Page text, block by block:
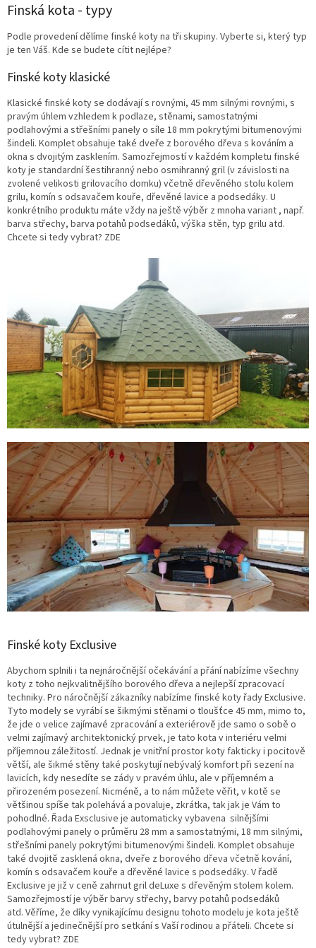
Finská kota - typy
Podle provedení dělíme finské koty na tři skupiny. Vyberte si, který typ
je ten Váš. Kde se budete cítit nejlépe?
Finské koty klasické
Klasické finské koty se dodávají s rovnými, 45 mm silnými rovnými, s
pravým úhlem vzhledem k podlaze, stěnami, samostatnými
podlahovými a střešními panely o síle 18 mm pokrytými bitumenovými
šindeli. Komplet obsahuje také dveře z borového dřeva s kováním a
okna s dvojitým zasklením. Samozřejmostí v každém kompletu finské
koty je standardní šestihranný nebo osmihranný gril (v závislosti na
zvolené velikosti grilovacího domku) včetně dřevěného stolu kolem
grilu, komín s odsavačem kouře, dřevěné lavice a podsedáky. U
konkrétního produktu máte vždy na ještě výběr z mnoha variant , např.
barva střechy, barva potahů podsedáků, výška stěn, typ grilu atd.
Chcete si tedy vybrat? ZDE
Finské koty Exclusive
Abychom splnili i ta nejnáročnější očekávání a přání nabízíme všechny
koty z toho nejkvalitnějšího borového dřeva a nejlepší zpracovací
techniky. Pro náročnější zákazníky nabízíme finské koty řady Exclusive.
Tyto modely se vyrábí se šikmými stěnami o tloušťce 45 mm, mimo to,
že jde o velice zajímavé zpracování a exteriérově jde samo o sobě o
velmi zajímavý architektonický prvek, je tato kota v interiéru velmi
příjemnou záležitostí. Jednak je vnitřní prostor koty fakticky i pocitově
větší, ale šikmé stěny také poskytují nebývalý komfort při sezení na
lavicích, kdy nesedíte se zády v pravém úhlu, ale v příjemném a
přirozeném posezení. Nicméně, a to nám můžete věřit, v kotě se
většinou spíše tak polehává a povaluje, zkrátka, tak jak je Vám to
pohodlné. Řada Exsclusive je automaticky vybavena silnějšími
podlahovými panely o průměru 28 mm a samostatnými, 18 mm silnými,
střešními panely pokrytými bitumenovými šindeli. Komplet obsahuje
také dvojitě zasklená okna, dveře z borového dřeva včetně kování,
komín s odsavačem kouře a dřevěné lavice s podsedáky. V řadě
Exclusive je již v ceně zahrnut gril deLuxe s dřevěným stolem kolem.
Samozřejmostí je výběr barvy střechy, barvy potahů podsedáků
atd. Věříme, že díky vynikajícímu designu tohoto modelu je kota ještě
útulnější a jedinečnější pro setkání s Vaší rodinou a přáteli. Chcete si
tedy vybrat? ZDE